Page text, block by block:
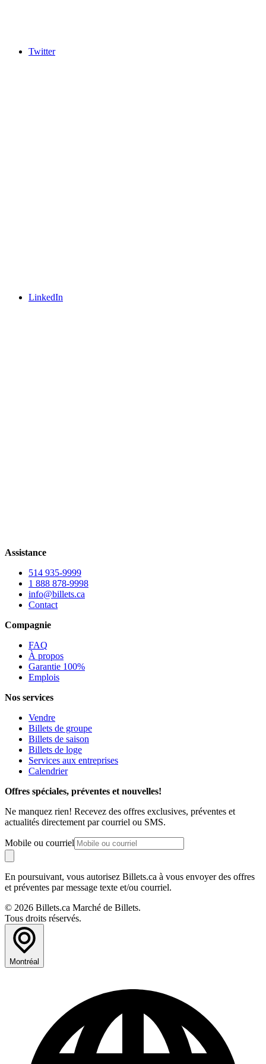
Twitter
LinkedIn
Assistance
514 935-9999
1 888 878-9998
info@billets.ca
Contact
Compagnie
FAQ
À propos
Garantie 100%
Emplois
Nos services
Vendre
Billets de groupe
Billets de saison
Billets de loge
Services aux entreprises
Calendrier
Offres spéciales, préventes et nouvelles!
Ne manquez rien! Recevez des offres exclusives, préventes et
actualités directement par courriel ou SMS.
Mobile ou courriel
En poursuivant, vous autorisez Billets.ca à vous envoyer des offres
et préventes par message texte et/ou courriel.
© 2026 Billets.ca Marché de Billets.
Tous droits réservés.
Montréal